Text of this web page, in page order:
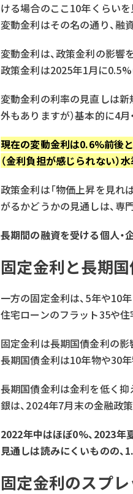
ける場合のここ10年くらいを
変動金利はその名の通り、融
変動金利は、政策金利の影響
政策金利は2025年1月に0.5%
変動金利の利率の見直しは新
外もありますが）基本的に4月
現在の変動金利は0.6%前後
（金利負担が感じられない）水
政策金利は「物価上昇を見れ
がるかどうかの見通しは、専
長期間の融資を受ける個人・
固定金利と長期
一方の固定金利は、5年や10
住宅ローンのフラット35や住
固定金利は長期国債金利の影
長期国債金利は10年物や30
長期国債金利は金利を低く抑
銀は、2024年7月末の金融政
2022年中はほぼ0%、2023年
見通しは読みにくいものの
固定金利のスプ